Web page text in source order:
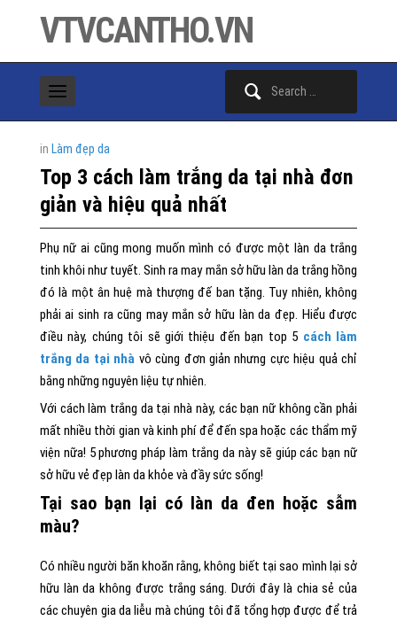
VTVCANTHO.VN
in Làm đẹp da
Top 3 cách làm trắng da tại nhà đơn
giản và hiệu quả nhất
Phụ nữ ai cũng mong muốn mình có được một làn da trắng
tinh khôi như tuyết. Sinh ra may mắn sở hữu làn da trắng hồng
đó là một ân huệ mà thượng đế ban tặng. Tuy nhiên, không
phải ai sinh ra cũng may mắn sở hữu làn da đẹp. Hiểu được
điều này, chúng tôi sẽ giới thiệu đến bạn top 5 cách làm
trắng da tại nhà vô cùng đơn giản nhưng cực hiệu quả chỉ
bằng những nguyên liệu tự nhiên.
Với cách làm trắng da tại nhà này, các bạn nữ không cần phải
mất nhiều thời gian và kinh phí để đến spa hoặc các thẩm mỹ
viện nữa! 5 phương pháp làm trắng da này sẽ giúp các bạn nữ
sở hữu vẻ đẹp làn da khỏe và đầy sức sống!
Tại sao bạn lại có làn da đen hoặc sẫm
màu?
Có nhiều người băn khoăn rằng, không biết tại sao mình lại sở
hữu làn da không được trắng sáng. Dưới đây là chia sẻ của
các chuyên gia da liễu mà chúng tôi đã tổng hợp được để trả